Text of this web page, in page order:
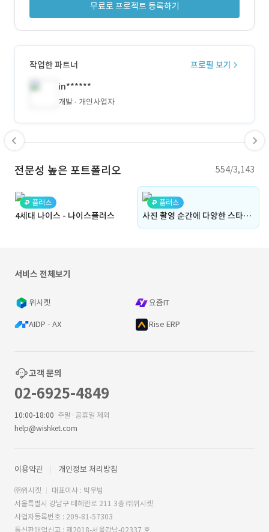
무료로 프로젝트 등록하기
작업한 파트너
프로필 보기
in******
개발 개인사업자
전문성 높은 포트폴리오 554/3,143
플러스
4세대 나이스 - 나이스플러스
플러스
사진 촬영 순간에 다양한 스타일의 타임스탬프를 추가할 수 있는 카메라 앱
서비스 전체보기
위시켓 요즘IT
AIDP - AX Rise ERP
고객 문의
02-6925-4849
10:00-18:00 주말·공휴일 제외
help@wishket.com
이용약관 개인정보 처리방침
㈜위시켓
대표이사 : 박우범
서울특별시 강남구 테헤란로 211 3층 ㈜위시켓
사업자등록번호 : 209-81-57303
통신판매업신고 : 제2018-서울강남-02337 호